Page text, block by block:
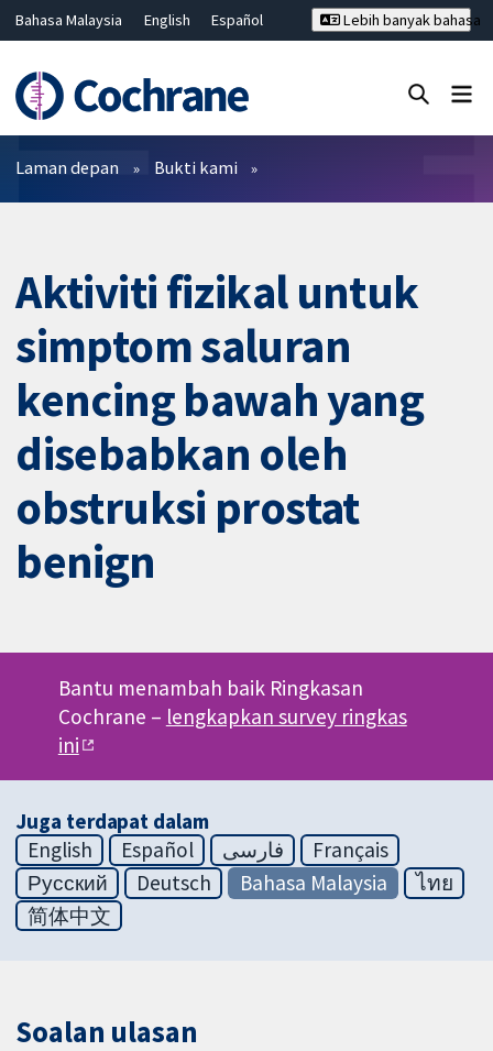
Bahasa Malaysia English
Español
Hrvatski
Deutsch ไทย
繁體中文
简体中文
Lebih banyak bahasa
Penapis
Laman depan Bukti kami
Aktiviti fizikal untuk
simptom saluran
kencing bawah yang
disebabkan oleh
obstruksi prostat
benign
Bantu menambah baik Ringkasan
Cochrane – lengkapkan survey ringkas
ini
Juga terdapat dalam
English
Español فارسی
Français
Русский
Deutsch Bahasa Malaysia
ไทย
简体中文
Soalan ulasan